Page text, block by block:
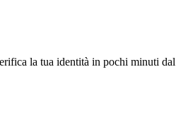
la tua identità in pochi minuti dal